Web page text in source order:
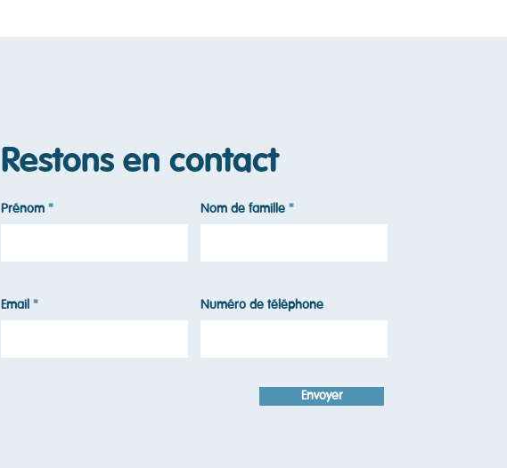
Restons en contact
Prénom Nom de famille
Email Numéro de téléphone
Envoyer